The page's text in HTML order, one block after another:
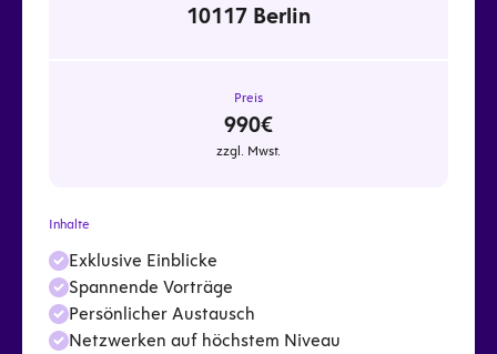
10117 Berlin
Preis
990€
zzgl. Mwst.
Inhalte
Exklusive Einblicke
Spannende Vorträge
Persönlicher Austausch
Netzwerken auf höchstem Niveau